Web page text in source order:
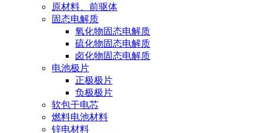
原材料、前驱体
固态电解质
氧化物固态电解质
硫化物固态电解质
卤化物固态电解质
电池极片
正极极片
负极极片
软包干电芯
燃料电池材料
锌电材料